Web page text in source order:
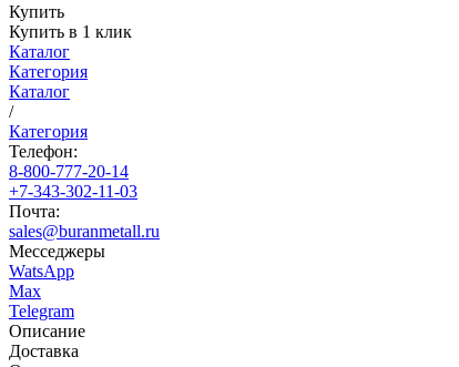
Купить
Купить в 1 клик
Каталог
Категория
Каталог
/
Категория
Телефон:
8-800-777-20-14
+7-343-302-11-03
Почта:
sales@buranmetall.ru
Месседжеры
WatsApp
Max
Telegram
Описание
Доставка